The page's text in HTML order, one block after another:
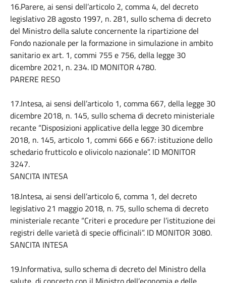
16.Parere, ai sensi dell’articolo 2, comma 4, del decreto
legislativo 28 agosto 1997, n. 281, sullo schema di decreto
del Ministro della salute concernente la ripartizione del
Fondo nazionale per la formazione in simulazione in ambito
sanitario ex art. 1, commi 755 e 756, della legge 30
dicembre 2021, n. 234. ID MONITOR 4780.
PARERE RESO
17.Intesa, ai sensi dell’articolo 1, comma 667, della legge 30
dicembre 2018, n. 145, sullo schema di decreto ministeriale
recante “Disposizioni applicative della legge 30 dicembre
2018, n. 145, articolo 1, commi 666 e 667: istituzione dello
schedario frutticolo e olivicolo nazionale”. ID MONITOR
3247.
SANCITA INTESA
18.Intesa, ai sensi dell’articolo 6, comma 1, del decreto
legislativo 21 maggio 2018, n. 75, sullo schema di decreto
ministeriale recante “Criteri e procedure per l’istituzione dei
registri delle varietà di specie officinali”. ID MONITOR 3080.
SANCITA INTESA
19.Informativa, sullo schema di decreto del Ministro della